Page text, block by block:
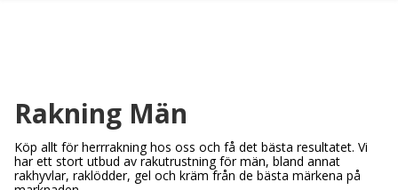
Rakning Män
Köp allt för herrrakning hos oss och få det bästa resultatet. Vi
har ett stort utbud av rakutrustning för män, bland annat
rakhyvlar, raklödder, gel och kräm från de bästa märkena på